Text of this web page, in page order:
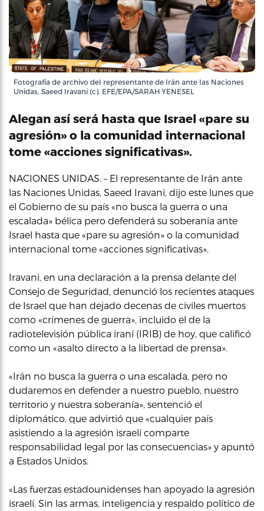
Fotografía de archivo del representante de Irán ante las Naciones
Unidas, Saeed Iravani (c). EFE/EPA/SARAH YENESEL
Alegan así será hasta que Israel «pare su
agresión» o la comunidad internacional
tome «acciones significativas».
NACIONES UNIDAS. – El representante de Irán ante
las Naciones Unidas, Saeed Iravani, dijo este lunes que
el Gobierno de su país «no busca la guerra o una
escalada» bélica pero defenderá su soberanía ante
Israel hasta que «pare su agresión» o la comunidad
internacional tome «acciones significativas».
Iravani, en una declaración a la prensa delante del
Consejo de Seguridad, denunció los recientes ataques
de Israel que han dejado decenas de civiles muertos
como «crímenes de guerra», incluido el de la
radiotelevisión pública iraní (IRIB) de hoy, que calificó
como un «asalto directo a la libertad de prensa».
«Irán no busca la guerra o una escalada, pero no
dudaremos en defender a nuestro pueblo, nuestro
territorio y nuestra soberanía», sentenció el
diplomático, que advirtió que «cualquier país
asistiendo a la agresión israelí comparte
responsabilidad legal por las consecuencias» y apuntó
a Estados Unidos.
«Las fuerzas estadounidenses han apoyado la agresión
israelí. Sin las armas, inteligencia y respaldo político de